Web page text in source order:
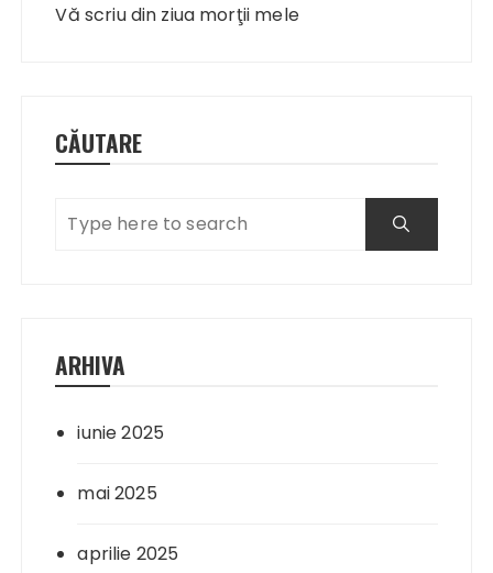
Vă scriu din ziua morţii mele
CĂUTARE
ARHIVA
iunie 2025
mai 2025
aprilie 2025